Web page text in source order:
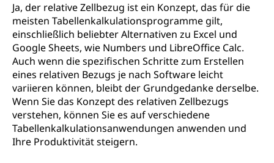
Ja, der relative Zellbezug ist ein Konzept, das für die
meisten Tabellenkalkulationsprogramme gilt,
einschließlich beliebter Alternativen zu Excel und
Google Sheets, wie Numbers und LibreOffice Calc.
Auch wenn die spezifischen Schritte zum Erstellen
eines relativen Bezugs je nach Software leicht
variieren können, bleibt der Grundgedanke derselbe.
Wenn Sie das Konzept des relativen Zellbezugs
verstehen, können Sie es auf verschiedene
Tabellenkalkulationsanwendungen anwenden und
Ihre Produktivität steigern.